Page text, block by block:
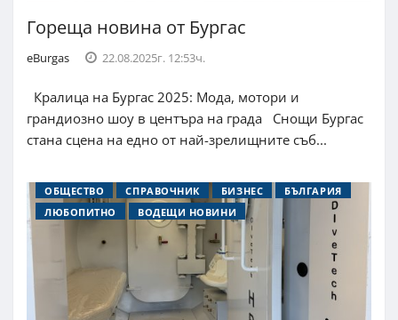
Гореща новина от Бургас
eBurgas 22.08.2025г. 12:53ч.
Кралица на Бургас 2025: Мода, мотори и
грандиозно шоу в центъра на града Снощи Бургас
стана сцена на едно от най-зрелищните съб...
ОБЩЕСТВО СПРАВОЧНИК БИЗНЕС
БЪЛГАРИЯ
ЛЮБОПИТНО
ВОДЕЩИ НОВИНИ